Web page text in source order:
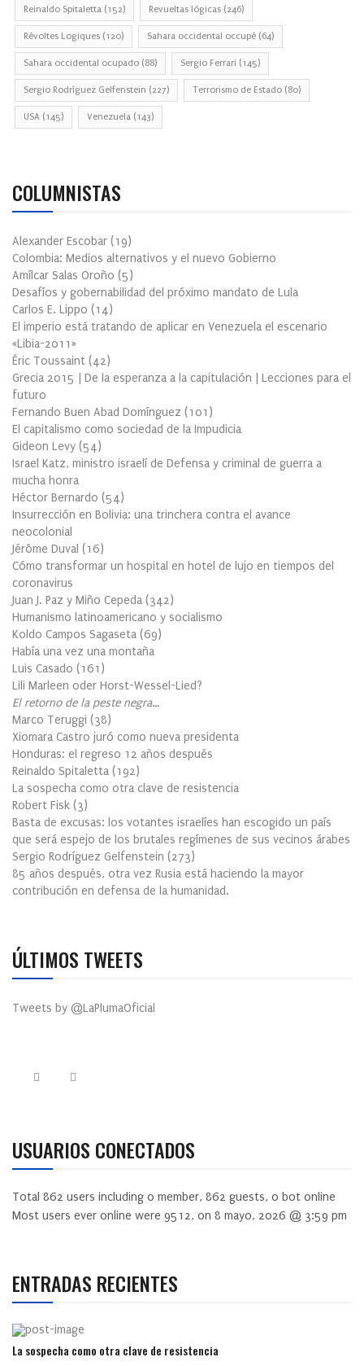
Reinaldo Spitaletta (152) Revueltas lógicas (246)
Révoltes Logiques (120) Sahara occidental occupé (64)
Sahara occidental ocupado (88) Sergio Ferrari (145)
Sergio Rodríguez Gelfenstein (227) Terrorismo de Estado (80)
USA (145) Venezuela (143)
COLUMNISTAS
Alexander Escobar (19)
Colombia: Medios alternativos y el nuevo Gobierno
Amílcar Salas Oroño (5)
Desafíos y gobernabilidad del próximo mandato de Lula
Carlos E. Lippo (14)
El imperio está tratando de aplicar en Venezuela el escenario
«Libia-2011»
Éric Toussaint (42)
Grecia 2015 | De la esperanza a la capitulación | Lecciones para el
futuro
Fernando Buen Abad Domínguez (101 )
El capitalismo como sociedad de la Impudicia
Gideon Levy (54)
Israel Katz, ministro israelí de Defensa y criminal de guerra a
mucha honra
Héctor Bernardo (54)
Insurrección en Bolivia: una trinchera contra el avance
neocolonial
Jérôme Duval (16)
Cómo transformar un hospital en hotel de lujo en tiempos del
coronavirus
Juan J. Paz y Miño Cepeda (342)
Humanismo latinoamericano y socialismo
Koldo Campos Sagaseta (69)
Había una vez una montaña
Luis Casado (161 )
Lili Marleen oder Horst-Wessel-Lied?
El retorno de la peste negra…
Marco Teruggi (38)
Xiomara Castro juró como nueva presidenta
Honduras: el regreso 12 años después
Reinaldo Spitaletta (192)
La sospecha como otra clave de resistencia
Robert Fisk (3)
Basta de excusas: los votantes israelíes han escogido un país
que será espejo de los brutales regímenes de sus vecinos árabes
Sergio Rodríguez Gelfenstein (273)
85 años después, otra vez Rusia está haciendo la mayor
contribución en defensa de la humanidad.
ÚLTIMOS TWEETS
Tweets by @LaPlumaOficial
USUARIOS CONECTADOS
Total 862 users including 0 member, 862 guests, 0 bot online
Most users ever online were 9512, on 8 mayo, 2026 @ 3:59 pm
ENTRADAS RECIENTES
La sospecha como otra clave de resistencia